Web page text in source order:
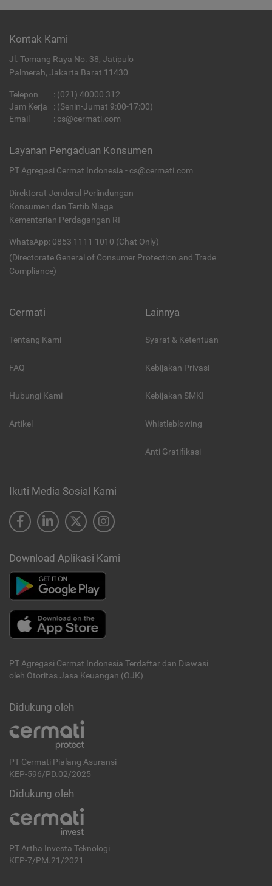
Kontak Kami
Jl. Tomang Raya No. 38, Jatipulo
Palmerah, Jakarta Barat 11430
Telepon : (021) 40000 312
Jam Kerja
: (Senin-Jumat 9:00-17:00)
Email
: cs@cermati.com
Layanan Pengaduan Konsumen
PT Agregasi Cermat Indonesia - cs@cermati.com
Direktorat Jenderal Perlindungan
Konsumen dan Tertib Niaga
Kementerian Perdagangan RI
WhatsApp: 0853 1111 1010 (Chat Only)
(Directorate General of Consumer Protection and Trade
Compliance)
Cermati
Tentang Kami
FAQ
Hubungi Kami
Artikel
Lainnya
Syarat & Ketentuan
Kebijakan Privasi
Kebijakan SMKI
Whistleblowing
Anti Gratifikasi
Ikuti Media Sosial Kami
Download Aplikasi Kami
PT Agregasi Cermat Indonesia Terdaftar dan Diawasi
oleh Otoritas Jasa Keuangan (OJK)
Didukung oleh
PT Cermati Pialang Asuransi
KEP-596/PD.02/2025
Didukung oleh
PT Artha Investa Teknologi
KEP-7/PM.21/2021